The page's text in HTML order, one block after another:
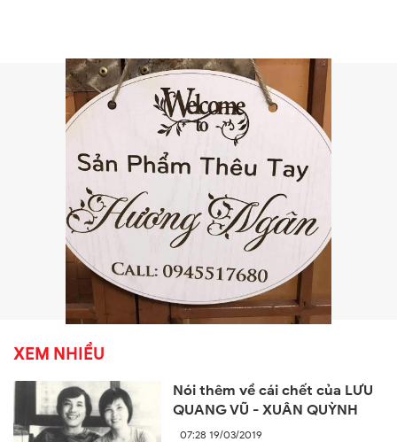
XEM NHIỀU
Nói thêm về cái chết của LƯU
QUANG VŨ - XUÂN QUỲNH
07:28 19/03/2019